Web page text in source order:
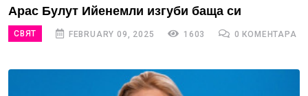
Арас Булут Ийенемли изгуби баща си
СВЯТ FEBRUARY 09, 2025 1603 0 КОМЕНТАРА